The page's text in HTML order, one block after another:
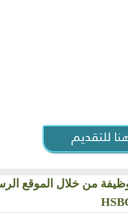
من خلال الموقع